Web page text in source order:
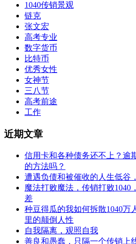
1040传销景观
链克
张文宏
高考专业
数字货币
比特币
优秀女性
女神节
三八节
高考前途
工作
近期文章
信用卡和各种债务还不上？逾
的方法吗？
遭遇负债和被催收的人生低谷
魔法打败魔法，传销打败1040
差
种豆得瓜的我如何拆散1040万
里的颠倒人性
自我隔离，观照自我
善良和愚蠢，只隔一个传销上